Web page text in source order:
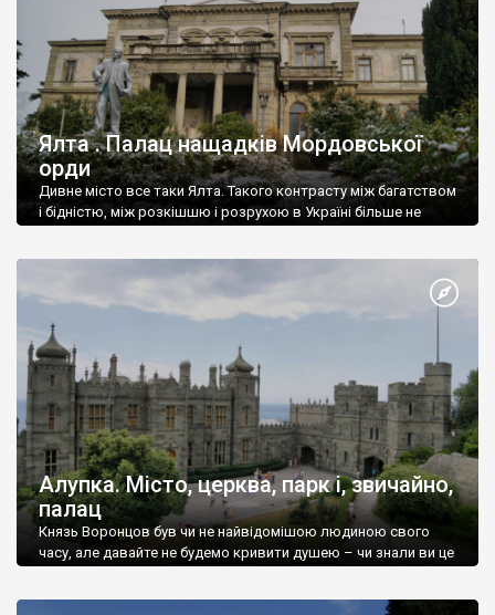
Ялта . Палац нащадків Мордовської
орди
Дивне місто все таки Ялта. Такого контрасту між багатством
і бідністю, між розкішшю і розрухою в Україні більше не
Алупка. Місто, церква, парк і, звичайно,
палац
Князь Воронцов був чи не найвідомішою людиною свого
часу, але давайте не будемо кривити душею – чи знали ви це